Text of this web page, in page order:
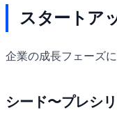
スタートア
企業の成長フェーズ
シード〜プレシ